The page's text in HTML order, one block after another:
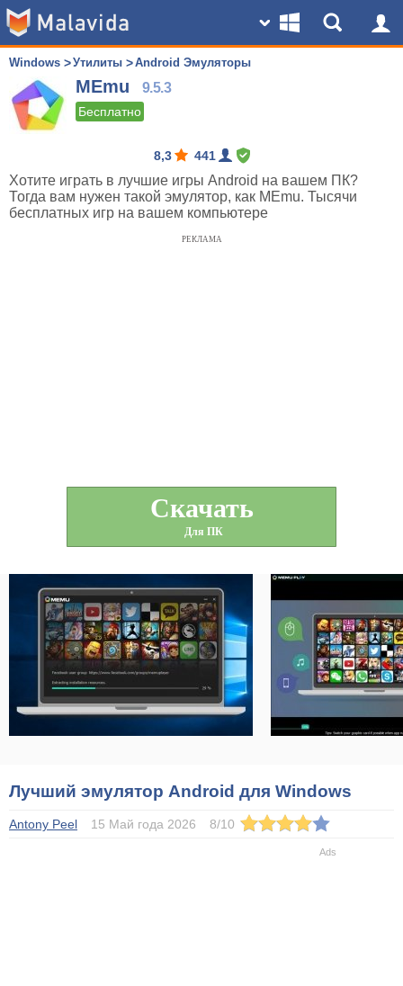
Windows Утилиты Android Эмуляторы
MEmu 9.5.3
Бесплатно
8,3 441
Хотите играть в лучшие игры Android на вашем ПК?
Тогда вам нужен такой эмулятор, как MEmu. Тысячи
бесплатных игр на вашем компьютере
РЕКЛАМА
Скачать
Для ПК
Лучший эмулятор Android для Windows
Antony Peel 15 Май года 2026 8/10